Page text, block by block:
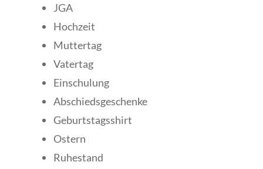
JGA
Hochzeit
Muttertag
Vatertag
Einschulung
Abschiedsgeschenke
Geburtstagsshirt
Ostern
Ruhestand